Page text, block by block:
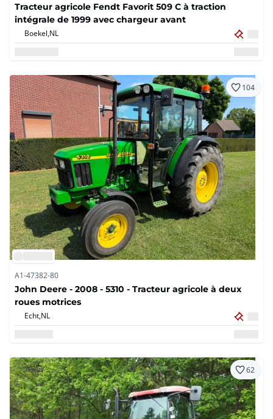
Tracteur agricole Fendt Favorit 509 C à traction
intégrale de 1999 avec chargeur avant
Boekel,NL
104
A1-47382-80
John Deere - 2008 - 5310 - Tracteur agricole à deux
roues motrices
Echt,NL
62